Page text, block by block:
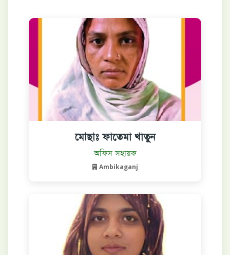
বিস্তারিত দেখুন
মোছাঃ ফাতেমা খাতুন
অফিস সহায়ক
Ambikaganj